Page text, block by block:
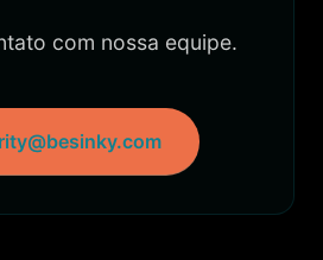
com nossa equipe.